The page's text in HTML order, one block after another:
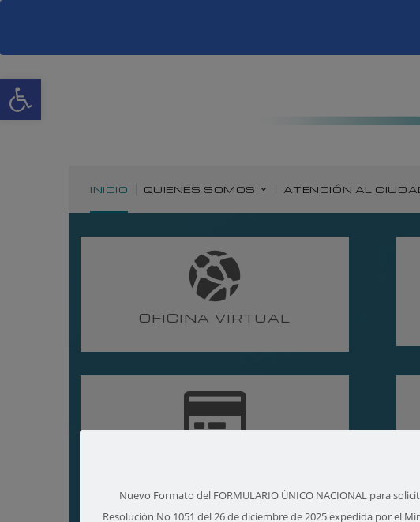
Abrir barra de herramientas
INICIO QUIENES SOMOS ATENCIÓN AL
OFICINA VIRTUAL
Nuevo Formato del FORMULARIO ÚNICO NACIONAL para
Resolución No 1051 del 26 de diciembre de 2025 expedida por el